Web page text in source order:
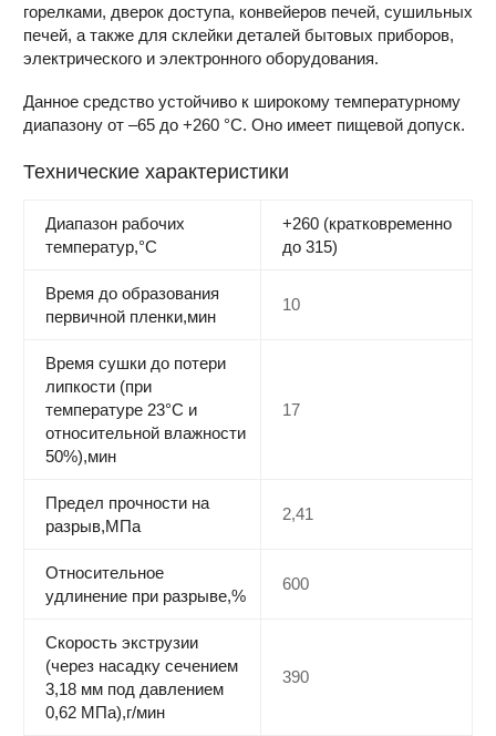
горелками, дверок доступа, конвейеров печей, сушильных
печей, а также для склейки деталей бытовых приборов,
электрического и электронного оборудования.
Данное средство устойчиво к широкому температурному
диапазону от –65 до +260 °С. Оно имеет пищевой допуск.
Технические характеристики
Диапазон рабочих
температур,°С
+260 (кратковременно
до 315)
Время до образования
первичной пленки,мин
10
Время сушки до потери
липкости (при
температуре 23°С и
относительной влажности
50%),мин
17
Предел прочности на
разрыв,МПа
2,41
Относительное
удлинение при разрыве,%
600
Скорость экструзии
(через насадку сечением
3,18 мм под давлением
0,62 МПа),г/мин
390